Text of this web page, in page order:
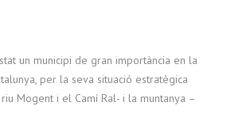
un municipi de gran importància en la
per la seva situació estratègica
Mogent i el Camí Ral- i la muntanya –